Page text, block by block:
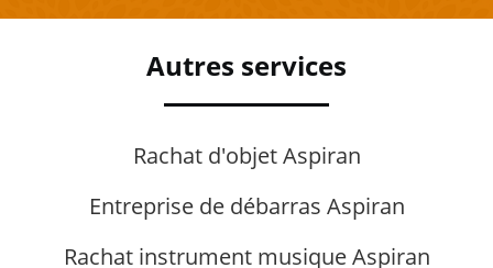
Autres services
Rachat d'objet Aspiran
Entreprise de débarras Aspiran
Rachat instrument musique Aspiran